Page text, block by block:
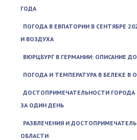
ГОДА
ПОГОДА В ЕВПАТОРИИ В СЕНТЯБРЕ
И ВОЗДУХА
ВЮРЦБУРГ В ГЕРМАНИИ: ОПИСАНИЕ
ПОГОДА И ТЕМПЕРАТУРА В БЕЛЕКЕ В
ДОСТОПРИМЕЧАТЕЛЬНОСТИ
ЗА ОДИН ДЕНЬ
РАЗВЛЕЧЕНИЯ И
ОБЛАСТИ